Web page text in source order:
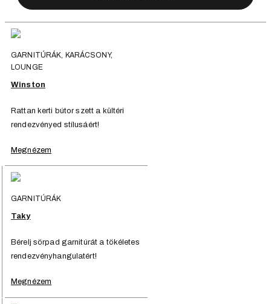
GARNITÚRÁK, KARÁCSONY,
LOUNGE
Winston
Rattan kerti bútor szett a kültéri
rendezvényed stílusáért!
Megnézem
GARNITÚRÁK
Taky
Bérelj sörpad garnitúrát a tökéletes
rendezvényhangulatért!
Megnézem